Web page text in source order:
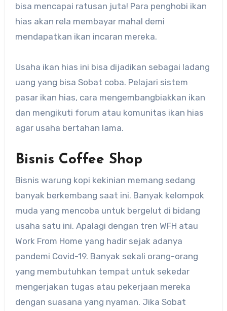
bisa mencapai ratusan juta! Para penghobi ikan
hias akan rela membayar mahal demi
mendapatkan ikan incaran mereka.
Usaha ikan hias ini bisa dijadikan sebagai ladang
uang yang bisa Sobat coba. Pelajari sistem
pasar ikan hias, cara mengembangbiakkan ikan
dan mengikuti forum atau komunitas ikan hias
agar usaha bertahan lama.
Bisnis Coffee Shop
Bisnis warung kopi kekinian memang sedang
banyak berkembang saat ini. Banyak kelompok
muda yang mencoba untuk bergelut di bidang
usaha satu ini. Apalagi dengan tren WFH atau
Work From Home yang hadir sejak adanya
pandemi Covid-19. Banyak sekali orang-orang
yang membutuhkan tempat untuk sekedar
mengerjakan tugas atau pekerjaan mereka
dengan suasana yang nyaman. Jika Sobat